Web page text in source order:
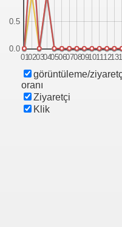
01020304050607080910111213
0.0
0.5
görüntüleme/
oranı
Ziyaretçi
Klik